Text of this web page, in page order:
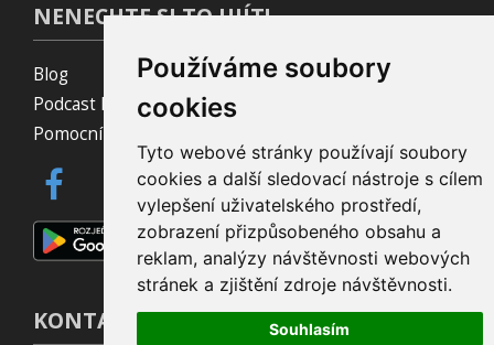
Používáme soubory
cookies
Tyto webové stránky používají soubory
cookies a další sledovací nástroje s cílem
vylepšení uživatelského prostředí,
zobrazení přizpůsobeného obsahu a
reklam, analýzy návštěvnosti webových
stránek a zjištění zdroje návštěvnosti.
Souhlasím
NENECHTE SI TO UJÍT!
Blog
Podcast Pijavice
Pomocník do prohlížeče
KONTAKT